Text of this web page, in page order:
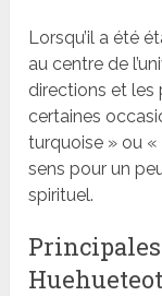
Lorsqu’il a été
au centre de
directions et les
certaines
turquoise » ou «
sens pour un
spirituel.